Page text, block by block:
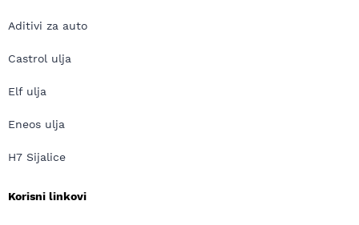
Aditivi za auto
Castrol ulja
Elf ulja
Eneos ulja
H7 Sijalice
Korisni linkovi